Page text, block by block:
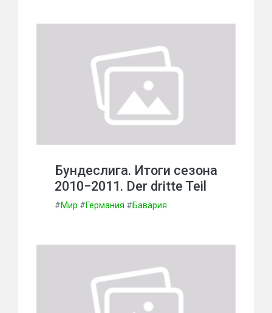
Бундеслига. Итоги сезона
2010−2011. Der dritte Teil
#Мир #Германия #Бавария